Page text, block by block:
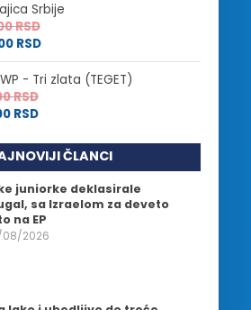
Srbije
RSD
RSD
- Tri zlata (TEGET)
RSD
RSD
ČLANCI
juniorke deklasirale
sa Izraelom za deveto
na EP
2026